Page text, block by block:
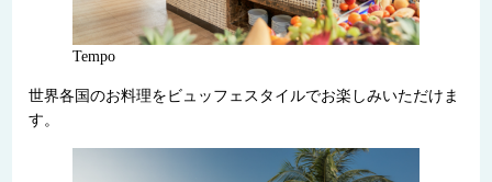
Tempo
世界各国のお料理をビュッフェスタイルでお楽しみいただけま
す。